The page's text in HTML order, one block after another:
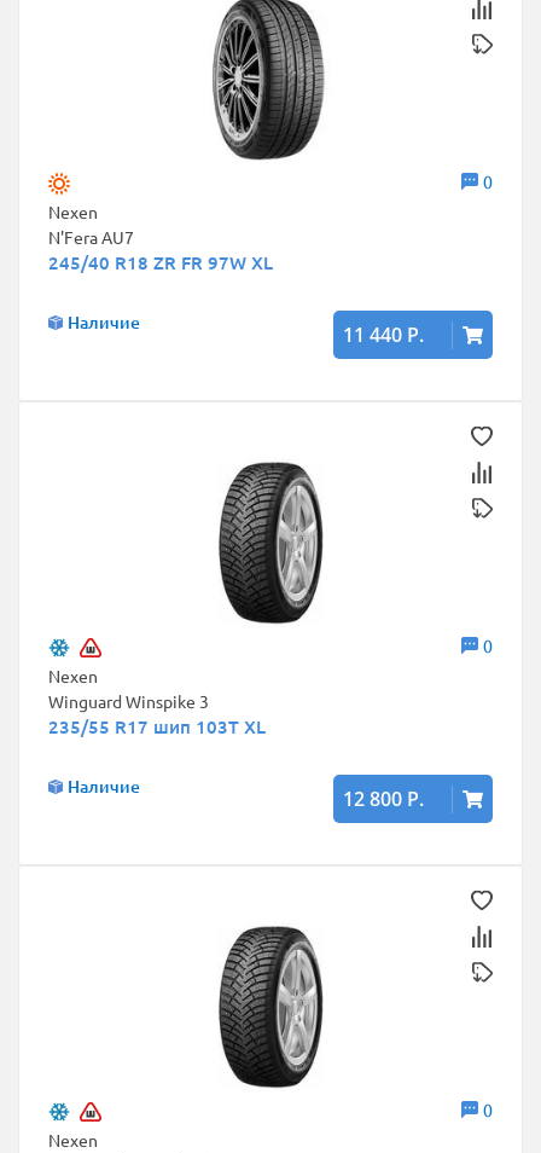
0
Nexen
N'Fera AU7
245/40 R18 ZR FR 97W XL
Наличие 11 440 Р.
0
Nexen
Winguard Winspike 3
235/55 R17 шип 103T XL
Наличие 12 800 Р.
0
Nexen